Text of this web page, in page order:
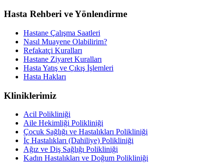
Hasta Rehberi ve Yönlendirme
Hastane Çalışma Saatleri
Nasıl Muayene Olabilirim?
Refakatçi Kuralları
Hastane Ziyaret Kuralları
Hasta Yatış ve Çıkış İşlemleri
Hasta Hakları
Kliniklerimiz
Acil Polikliniği
Aile Hekimliği Polikliniği
Çocuk Sağlığı ve Hastalıkları Polikliniği
İç Hastalıkları (Dahiliye) Polikliniği
Ağız ve Diş Sağlığı Polikliniği
Kadın Hastalıkları ve Doğum Polikliniği